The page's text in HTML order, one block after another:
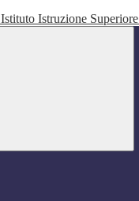
Istituto Istruzione Superiore